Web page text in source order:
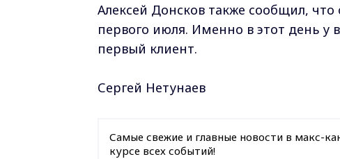
Алексей Донсков также сообщил,
первого июля. Именно в этот день у
первый клиент.
Сергей Нетунаев
Самые свежие и главные новости в макс-
курсе всех событий!